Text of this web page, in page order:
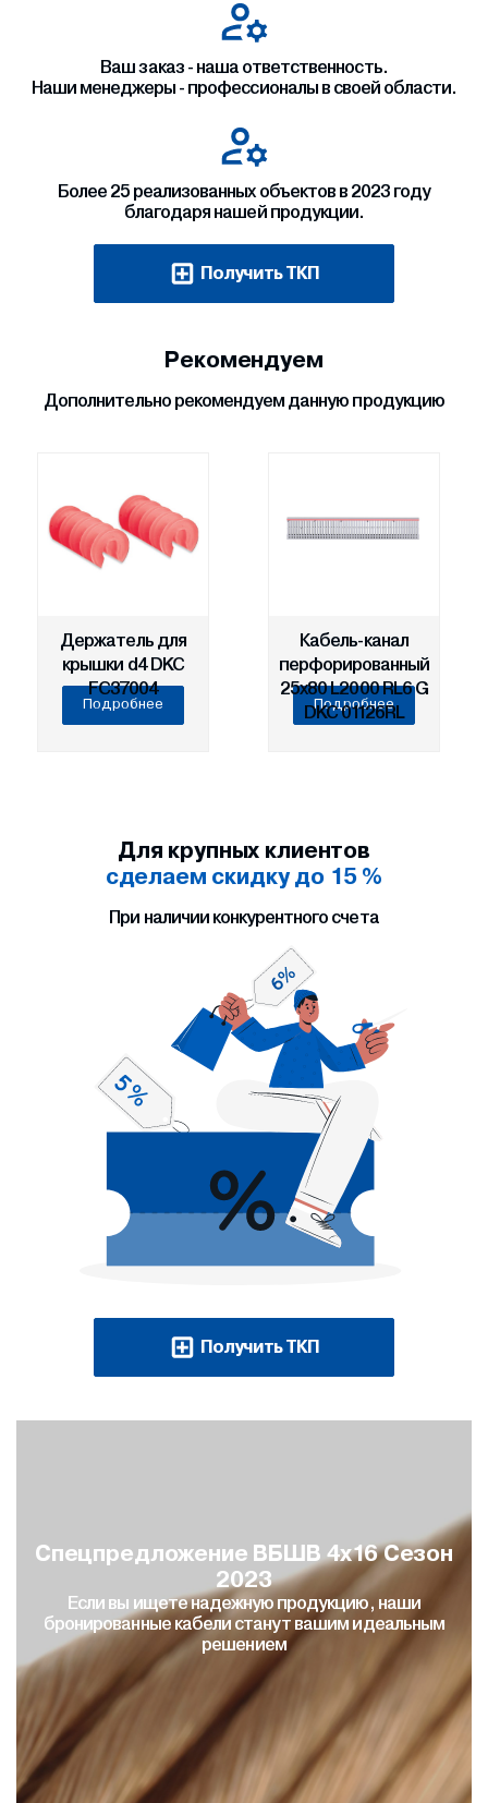
Ваш заказ - наша ответственность.
Наши менеджеры - профессионалы в своей области.
Более 25 реализованных объектов в 2023 году
благодаря нашей продукции.
Получить ТКП
Рекомендуем
Дополнительно рекомендуем данную продукцию
Держатель для
крышки d4 DKC
FC37004
Подробнее
Кабель-канал
перфорированный
25х80 L2000 RL6 G
DKC 01126RL
Подробнее
Для крупных клиентов
сделаем скидку до 15 %
При наличии конкурентного счета
Получить ТКП
Спецпредложение ВБШВ 4х16 Сезон
2023
Если вы ищете надежную продукцию, наши
бронированные кабели станут вашим идеальным
решением